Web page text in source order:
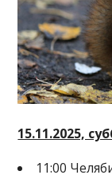
15.11.2025,
11:00